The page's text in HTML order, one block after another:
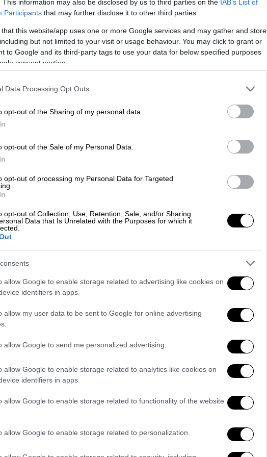
This information may also be disclosed by us to third parties on the IAB’s List of
Participants that may further disclose it to other third parties.
that this website/app uses one or more Google services and may gather and store
but not limited to your visit or usage behaviour. You may click to grant or
to Google and its third-party tags to use your data for below specified purposes
consent section.
Data Processing Opt Outs
opt-out of the Sharing of my personal data.
opt-out of the Sale of my Personal Data.
opt-out of processing my Personal Data for Targeted
opt-out of Collection, Use, Retention, Sale, and/or Sharing
Data that Is Unrelated with the Purposes for which it
allow Google to enable storage related to advertising like cookies on
identifiers in apps.
allow my user data to be sent to Google for online advertising
allow Google to send me personalized advertising.
allow Google to enable storage related to analytics like cookies on
identifiers in apps.
allow Google to enable storage related to functionality of the website
allow Google to enable storage related to personalization.
της μέσης αξίας των συναλλαγών,
χρόνια μπορεί να συνέβαλε στο να
δαχτυλίδια,
άνθρωποι εξακολουθούν να
σε ελαφρώς χαμηλότερη τιμή»,
ενέργειες στη «βιομηχανία» του
αύξηση πωλήσεων για το υπόλοιπο του
της ζήτησης από καταναλωτές με
και η ακρίβεια επιβάρυναν τις
ότι η περικοπή των προβλέψεών